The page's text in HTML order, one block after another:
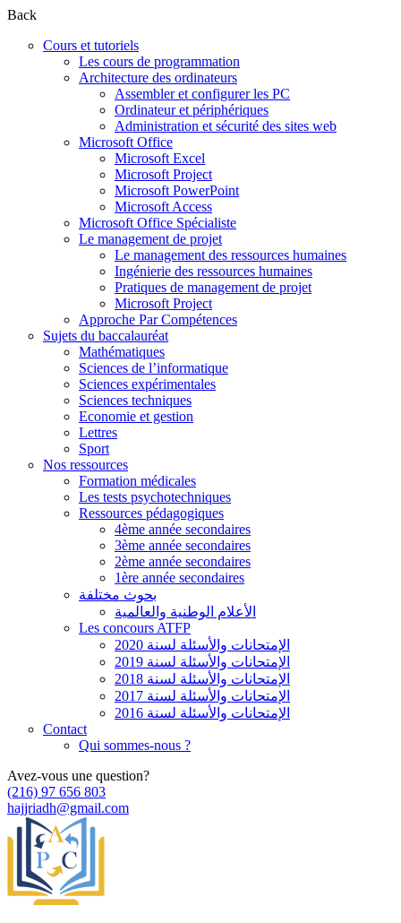
Back
Cours et tutoriels
Les cours de programmation
Architecture des ordinateurs
Assembler et configurer les PC
Ordinateur et périphériques
Administration et sécurité des sites web
Microsoft Office
Microsoft Excel
Microsoft Project
Microsoft PowerPoint
Microsoft Access
Microsoft Office Spécialiste
Le management de projet
Le management des ressources humaines
Ingénierie des ressources humaines
Pratiques de management de projet
Microsoft Project
Approche Par Compétences
Sujets du baccalauréat
Mathématiques
Sciences de l’informatique
Sciences expérimentales
Sciences techniques
Economie et gestion
Lettres
Sport
Nos ressources
Formation médicales
Les tests psychotechniques
Ressources pédagogiques
4ème année secondaires
3ème année secondaires
2ème année secondaires
1ère année secondaires
بحوث مختلفة
الأعلام الوطنية والعالمية
Les concours ATFP
الإمتحانات والأسئلة لسنة 2020
الإمتحانات والأسئلة لسنة 2019
الإمتحانات والأسئلة لسنة 2018
الإمتحانات والأسئلة لسنة 2017
الإمتحانات والأسئلة لسنة 2016
Contact
Qui sommes-nous ?
Avez-vous une question?
(216) 97 656 803
hajjriadh@gmail.com